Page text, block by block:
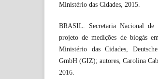
Ministério das Cidades, 2015.
BRASIL. Secretaria Nacional de
projeto de medições de biogás
Ministério das Cidades,
GmbH (GIZ); autores, Carolina
2016.